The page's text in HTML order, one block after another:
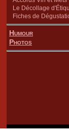
Le Décollage
Fiches de
Humour
Photos